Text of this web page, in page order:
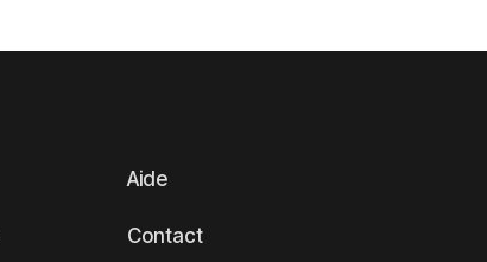
Aide
Contact